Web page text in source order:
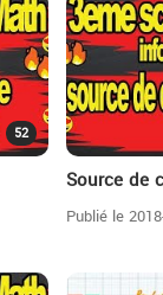
52
Source de
Publié le